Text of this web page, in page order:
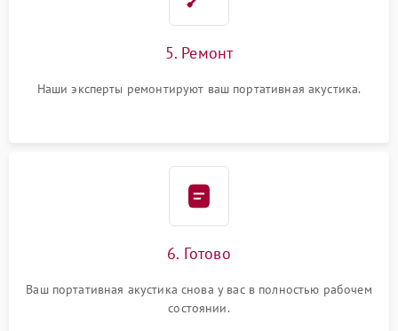
5. Ремонт
Наши эксперты ремонтируют ваш портативная акустика.
6. Готово
Ваш портативная акустика снова у вас в полностью рабочем
состоянии.